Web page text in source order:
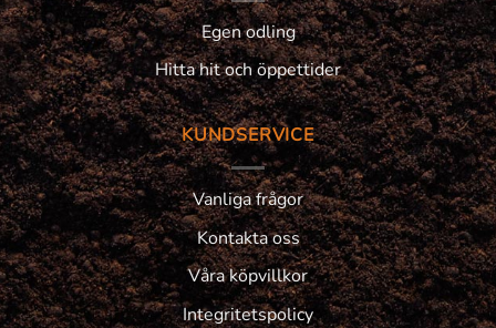
Egen odling
Hitta hit och öppettider
KUNDSERVICE
Vanliga frågor
Kontakta oss
Våra köpvillkor
Integritetspolicy